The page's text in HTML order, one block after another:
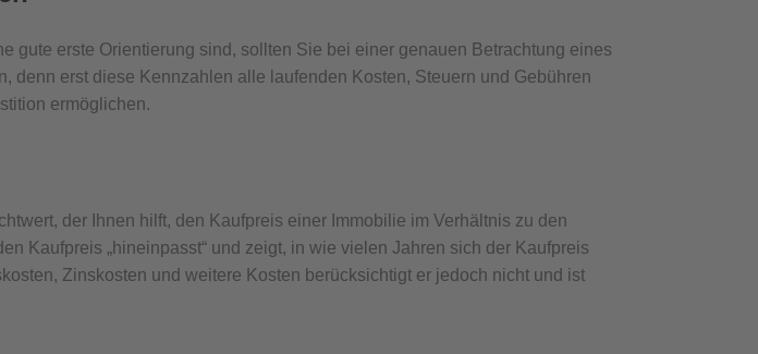
gute erste Orientierung sind, sollten Sie bei einer genauen Betrachtung eines
erst diese Kennzahlen alle laufenden Kosten, Steuern und Gebühren
ermöglichen.
der Ihnen hilft, den Kaufpreis einer Immobilie im Verhältnis zu den
Kaufpreis „hineinpasst“ und zeigt, in wie vielen Jahren sich der Kaufpreis
Zinskosten und weitere Kosten berücksichtigt er jedoch nicht und ist